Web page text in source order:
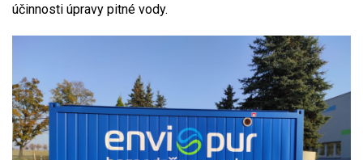
účinnosti úpravy pitné vody.